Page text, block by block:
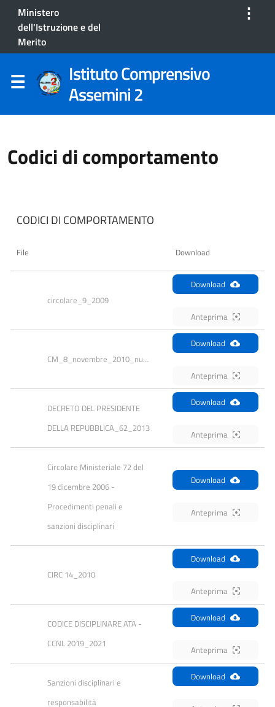
Ministero
dell'Istruzione e del
Merito
⋮
Istituto Comprensivo
Assemini 2
Codici di comportamento
CODICI DI COMPORTAMENTO
File Download
circolare_9_2009
Download
Anteprima
CM_8_novembre_2010_num88
Download
Anteprima
DECRETO DEL PRESIDENTE
DELLA REPUBBLICA_62_2013
Download
Anteprima
Circolare Ministeriale 72 del
19 dicembre 2006 -
Procedimenti penali e
sanzioni disciplinari
Download
Anteprima
CIRC 14_2010
Download
Anteprima
CODICE DISCIPLINARE ATA -
CCNL 2019_2021
Download
Anteprima
Sanzioni disciplinari e
responsabilità
Download